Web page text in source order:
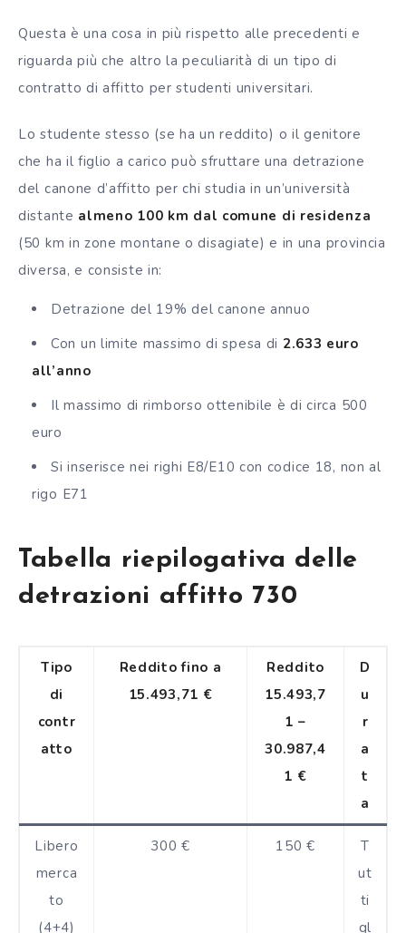
Questa è una cosa in più rispetto alle precedenti e
riguarda più che altro la peculiarità di un tipo di
contratto di affitto per studenti universitari.
Lo studente stesso (se ha un reddito) o il genitore
che ha il figlio a carico può sfruttare una detrazione
del canone d’affitto per chi studia in un’università
distante almeno 100 km dal comune di residenza
(50 km in zone montane o disagiate) e in una provincia
diversa, e consiste in:
Detrazione del 19% del canone annuo
Con un limite massimo di spesa di 2.633 euro
all’anno
Il massimo di rimborso ottenibile è di circa 500
euro
Si inserisce nei righi E8/E10 con codice 18, non al
rigo E71
Tabella riepilogativa delle
detrazioni affitto 730
Tipo
di
contr
atto
Reddito fino a
15.493,71 €
Reddito
15.493,7
1 –
30.987,4
1 €
D
u
r
a
t
a
Libero
merca
to
(4+4)
300 € 150 €
T
ut
ti
gl